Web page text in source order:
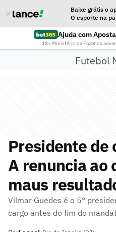
Baixe grátis o
O esporte na
Ajuda com
18+ Ministério da Fazenda
Futebol
Presidente de
A renuncia ao
maus
Vilmar Guedes é o 5°
cargo antes do fim do